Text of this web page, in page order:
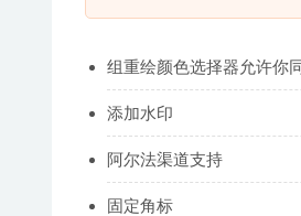
组重绘颜色选择器允许你
添加水印
阿尔法渠道支持
固定角标